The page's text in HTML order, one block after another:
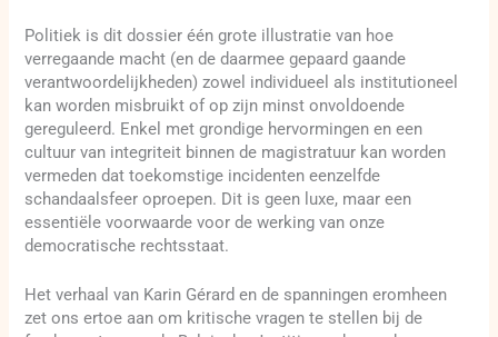
Politiek is dit dossier één grote illustratie van hoe
verregaande macht (en de daarmee gepaard gaande
verantwoordelijkheden) zowel individueel als institutioneel
kan worden misbruikt of op zijn minst onvoldoende
gereguleerd. Enkel met grondige hervormingen en een
cultuur van integriteit binnen de magistratuur kan worden
vermeden dat toekomstige incidenten eenzelfde
schandaalsfeer oproepen. Dit is geen luxe, maar een
essentiële voorwaarde voor de werking van onze
democratische rechtsstaat.
Het verhaal van Karin Gérard en de spanningen eromheen
zet ons ertoe aan om kritische vragen te stellen bij de